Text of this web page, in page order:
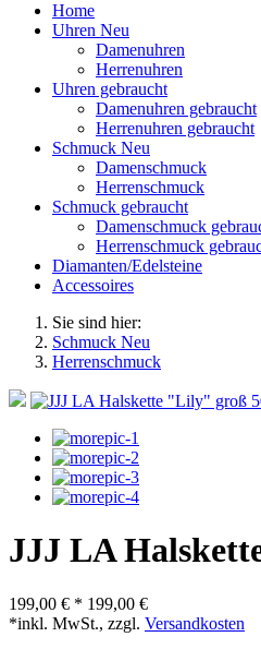
Home
Uhren Neu
Damenuhren
Herrenuhren
Uhren gebraucht
Damenuhren gebraucht
Herrenuhren gebraucht
Schmuck Neu
Damenschmuck
Herrenschmuck
Schmuck gebraucht
Damenschmuck
Herrenschmuck
Diamanten/Edelsteine
Accessoires
Sie sind hier:
Schmuck Neu
Herrenschmuck
JJJ LA
199,00 € * 199,00 €
*inkl. MwSt., zzgl. Versandkosten